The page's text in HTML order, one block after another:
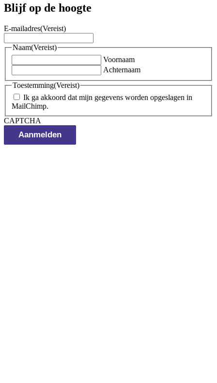
Blijf op de hoogte
E-mailadres(Vereist)
Naam(Vereist)
Voornaam
Achternaam
Toestemming(Vereist)
Ik ga akkoord dat mijn gegevens worden opgeslagen in
MailChimp.
CAPTCHA